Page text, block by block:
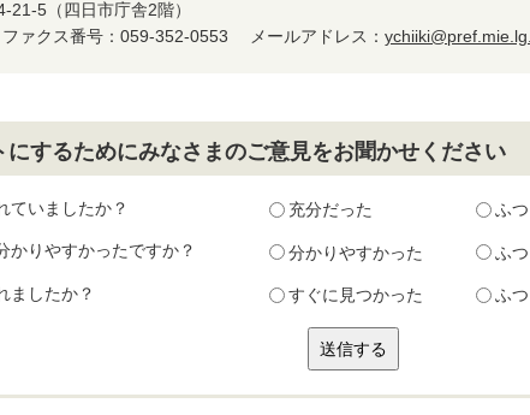
21-5（四日市庁舎2階）
ファクス番号：059-352-0553 メールアドレス：
にするためにみなさまのご意見をお聞かせください
ていましたか？ 充分だった ふつ
かりやすかったですか？ 分かりやすかった ふつ
ましたか？ すぐに見つかった ふつ